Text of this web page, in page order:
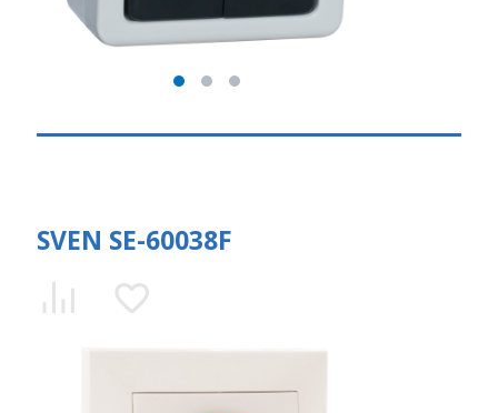
SVEN SE-60038F